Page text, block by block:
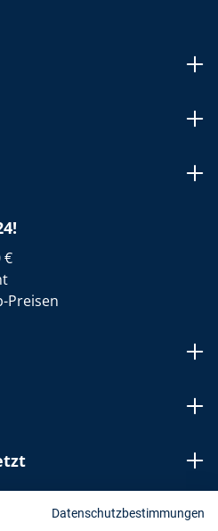
€
Preisen
widerrufen
Datenschutzbestimmungen